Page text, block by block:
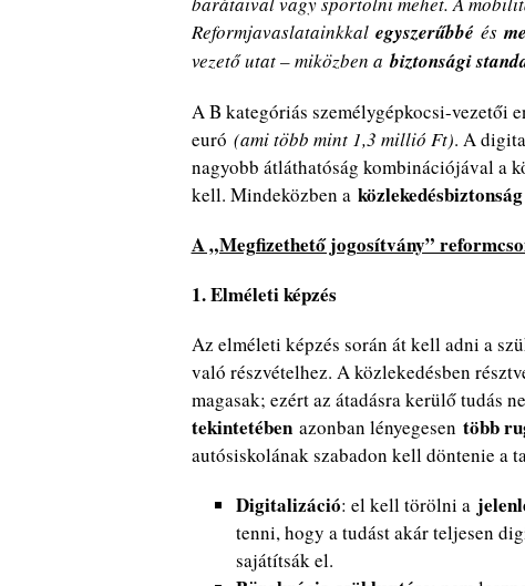
Reformjavaslatainkkal egyszerűbbé és
vezető utat – miközben abiztonsági
A B kategóriás személygépkocsi-vezetői
euró (ami több mint 1,3 millió Ft). A
nagyobb átláthatóság kombinációjával a
kell. Mindeközben a
A „Megfizethető jogosítvány”
1. Elméleti képzés
Az elméleti képzés során át kell adni a
való részvételhez. A közlekedésben
magasak; ezért az átadásra kerülő tudás
tekintetébenazonban lényegesen több
autósiskolának szabadon kell döntenie a
Digitalizáció: el kell törölni a
tenni, hogy a tudást akár teljesen
sajátítsák el.